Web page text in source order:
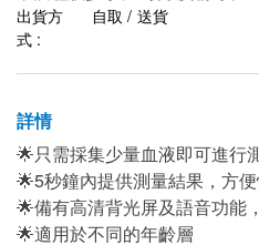
出貨方
式 :
自取 / 送貨
詳情
🌟只需採集少量血液即可進行
🌟5秒鐘內提供測量結果，方
🌟備有高清背光屏及語音功能
🌟適用於不同的年齡層